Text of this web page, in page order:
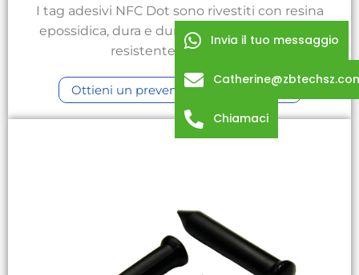
I tag adesivi NFC Dot sono rivestiti con resina
epossidica, dura e durevole, impermeabile e
resistente ai raggi UV.
Ottieni un preventivo personalizzato
Invia il tuo messaggio
Chiamaci